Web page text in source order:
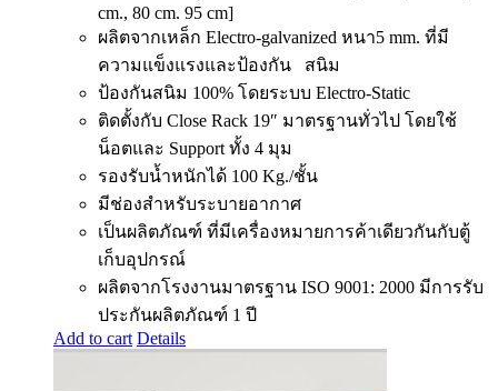
cm., 80 cm. 95 cm]
ผลิตจากเหล็ก Electro-galvanized หนา5 mm. ที่มี
ความแข็งแรงและป้องกัน สนิม
ป้องกันสนิม 100% โดยระบบ Electro-Static
ติดตั้งกับ Close Rack 19″ มาตรฐานทั่วไป โดยใช้
น็อตและ Support ทั้ง 4 มุม
รองรับน้ำหนักได้ 100 Kg./ชั้น
มีช่องสำหรับระบายอากาศ
เป็นผลิตภัณฑ์ ที่มีเครื่องหมายการค้าเดียวกันกับตู้
เก็บอุปกรณ์
ผลิตจากโรงงานมาตรฐาน ISO 9001: 2000 มีการรับ
ประกันผลิตภัณฑ์ 1 ปี
Add to cart Details